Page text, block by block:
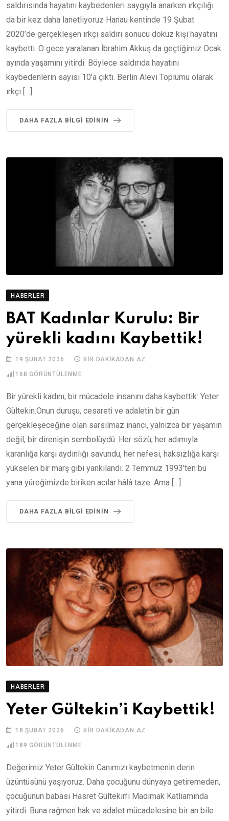
saldırısında hayatını kaybedenleri saygıyla anarken ırkçılığı
da bir kez daha lanetliyoruz Hanau kentinde 19 Şubat
2020’de gerçekleşen ırkçı saldırı sonucu dokuz kişi hayatını
kaybetti. O gece yaralanan İbrahim Akkuş da geçtiğimiz Ocak
ayında yaşamını yitirdi. Böylece saldırıda hayatını
kaybedenlerin sayısı 10’a çıktı. Berlin Alevi Toplumu olarak
ırkçı […]
DAHA FAZLA BILGI EDININ
HABERLER
BAT Kadınlar Kurulu: Bir
yürekli kadını Kaybettik!
19 ŞUBAT 2026 BIR DAKIKADAN AZ
168 GÖRÜNTÜLENME
Bir yürekli kadını, bir mücadele insanını daha kaybettik: Yeter
Gültekin.Onun duruşu, cesareti ve adaletin bir gün
gerçekleşeceğine olan sarsılmaz inancı, yalnızca bir yaşamın
değil; bir direnişin sembolüydü. Her sözü, her adımıyla
karanlığa karşı aydınlığı savundu, her nefesi, haksızlığa karşı
yükselen bir marş gibi yankılandı. 2 Temmuz 1993’ten bu
yana yüreğimizde biriken acılar hâlâ taze. Ama […]
DAHA FAZLA BILGI EDININ
HABERLER
Yeter Gültekin’i Kaybettik!
18 ŞUBAT 2026 BIR DAKIKADAN AZ
189 GÖRÜNTÜLENME
Değerimiz Yeter Gültekin Canımızı kaybetmenin derin
üzüntüsünü yaşıyoruz. Daha çocuğunu dünyaya getiremeden,
çocuğunun babası Hasret Gültekin’i Madımak Katliamında
yitirdi. Buna rağmen hak ve adalet mücadelesine bir an bile